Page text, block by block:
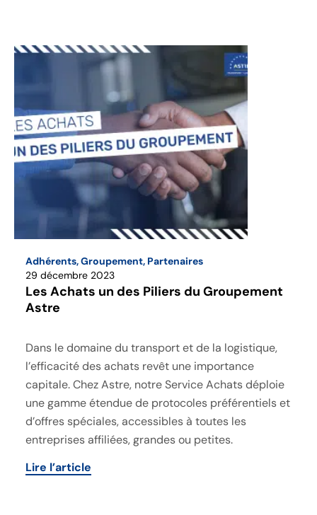
Adhérents,Groupement, Partenaires
29 décembre 2023
Les Achats un des Piliers du Groupement
Astre
Dans le domaine du transport et de la logistique,
l’efficacité des achats revêt une importance
capitale. Chez Astre, notre Service Achats déploie
une gamme étendue de protocoles préférentiels et
d’offres spéciales, accessibles à toutes les
entreprises affiliées, grandes ou petites.
Lire l’article